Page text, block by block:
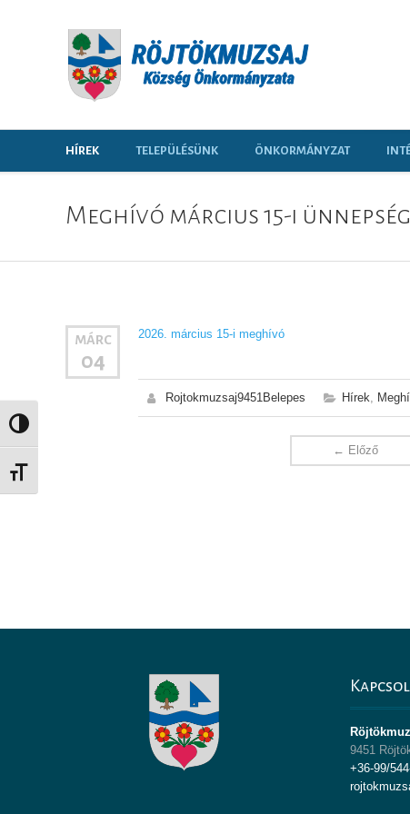
Nagy kontraszt váltása
Betűméret váltása
HÍREK TELEPÜLÉSÜNK ÖNKORMÁNYZAT
Meghívó március 15-i
MÁRC
04
2026. március 15-i meghívó
Rojtokmuzsaj9451Belepes Hírek,
← Előző
9451
+36-99/